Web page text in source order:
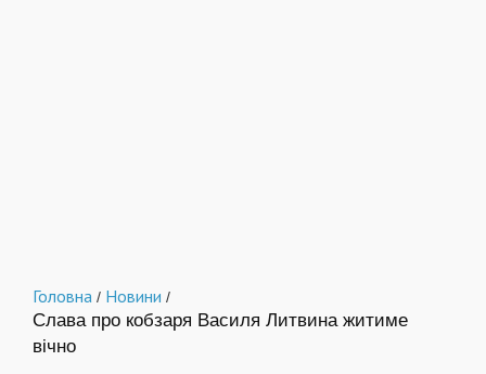
Головна / Новини /
Слава про кобзаря Василя Литвина житиме
вічно